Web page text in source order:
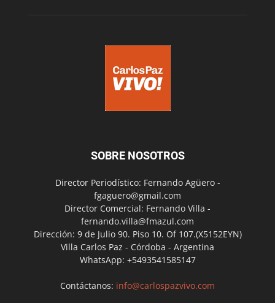
SOBRE NOSOTROS
Director Periodístico: Fernando Agüero -
fgaguero@gmail.com
Director Comercial: Fernando Villa -
fernando.villa@fmazul.com
Dirección: 9 de Julio 90. Piso 10. Of 107.(X5152EYN)
Villa Carlos Paz - Córdoba - Argentina
WhatsApp: +5493541585147
Contáctanos: info@carlospazvivo.com